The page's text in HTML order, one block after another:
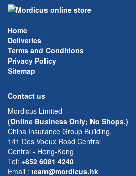
Home
Deliveries
Terms and Conditions
Privacy Policy
Sitemap
Contact us
Mordicus Limited
(Online Business Only; No Shops.)
China Insurance Group Building,
141 Des Voeux Road Central
Central - Hong-Kong
Tel: +852 6081 4240
Email : team@mordicus.hk